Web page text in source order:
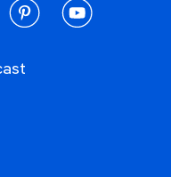
pinterestyoutube